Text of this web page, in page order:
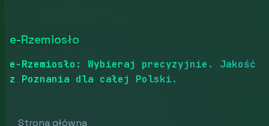
e-Rzemiosło
e-Rzemiosło: Wybieraj precyzyjnie. Jakość
z Poznania dla całej Polski.
Strona główna